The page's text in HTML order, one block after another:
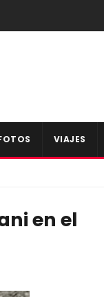
VIAJES
en el